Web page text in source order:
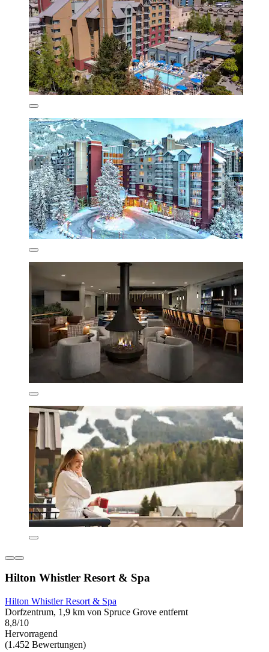
Hilton Whistler Resort & Spa
Hilton Whistler Resort & Spa
Dorfzentrum, 1,9 km von Spruce Grove entfernt
8,8/10
Hervorragend
(1.452 Bewertungen)